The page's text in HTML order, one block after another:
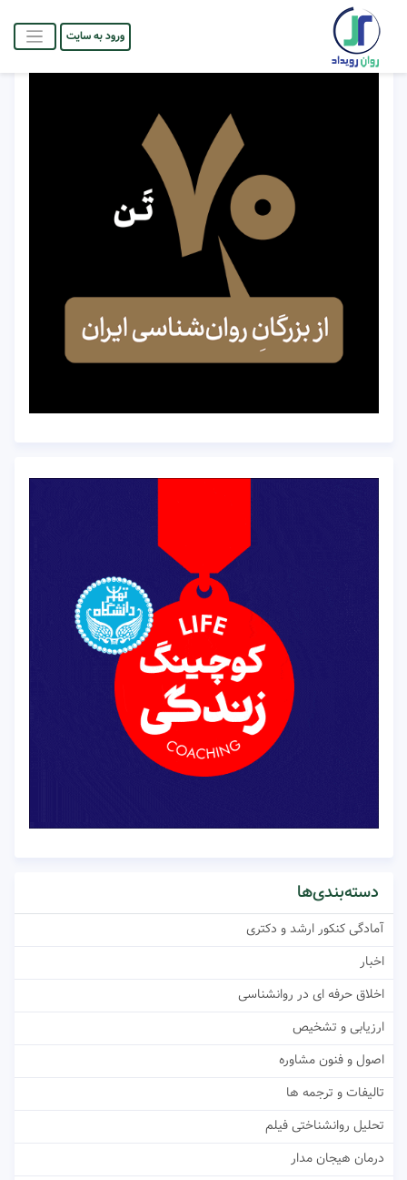
ورود به سایت
دسته‌بندی‌ها
آمادگی کنکور ارشد و دکتری
اخبار
اخلاق حرفه ای در روانشناسی
ارزیابی و تشخیص
اصول و فنون مشاوره
تالیفات و ترجمه ها
تحلیل روانشناختی فیلم
درمان هیجان مدار